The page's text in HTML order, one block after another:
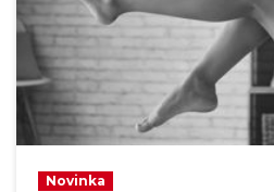
Novinka